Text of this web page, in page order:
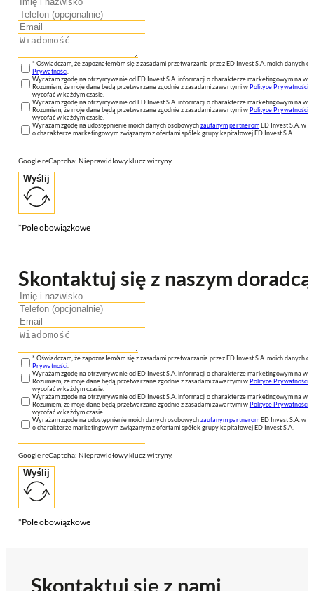
* Oświadczam, że zapoznałem/am się z zasadami przetwarzania przez ED Invest S.A. moich danych
Prywatności.
Wyrażam zgodę na otrzymywanie od ED Invest S.A. informacji o charakterze marketingowym na
Rozumiem, że moje dane będą przetwarzane zgodnie z zasadami zawartymi wPolityce Prywatności
wycofać w każdym czasie.
Wyrażam zgodę na otrzymywanie od ED Invest S.A. informacji o charakterze marketingowym na
Rozumiem, że moje dane będą przetwarzane zgodnie z zasadami zawartymi wPolityce Prywatności
wycofać w każdym czasie.
Wyrażam zgodę na udostępnienie moich danych osobowychzaufanym partneromED Invest S.A. w
o charakterze marketingowym związanym z ofertami spółek grupy kapitałowej ED Invest S.A.
Google reCaptcha: Nieprawidłowy klucz witryny.
Wyślij
*Pole obowiązkowe
Skontaktuj się z naszym doradcą
* Oświadczam, że zapoznałem/am się z zasadami przetwarzania przez ED Invest S.A. moich danych
Prywatności.
Wyrażam zgodę na otrzymywanie od ED Invest S.A. informacji o charakterze marketingowym na
Rozumiem, że moje dane będą przetwarzane zgodnie z zasadami zawartymi wPolityce Prywatności
wycofać w każdym czasie.
Wyrażam zgodę na otrzymywanie od ED Invest S.A. informacji o charakterze marketingowym na
Rozumiem, że moje dane będą przetwarzane zgodnie z zasadami zawartymi wPolityce Prywatności
wycofać w każdym czasie.
Wyrażam zgodę na udostępnienie moich danych osobowychzaufanym partneromED Invest S.A. w
o charakterze marketingowym związanym z ofertami spółek grupy kapitałowej ED Invest S.A.
Google reCaptcha: Nieprawidłowy klucz witryny.
Wyślij
*Pole obowiązkowe
Skontaktuj się z nami